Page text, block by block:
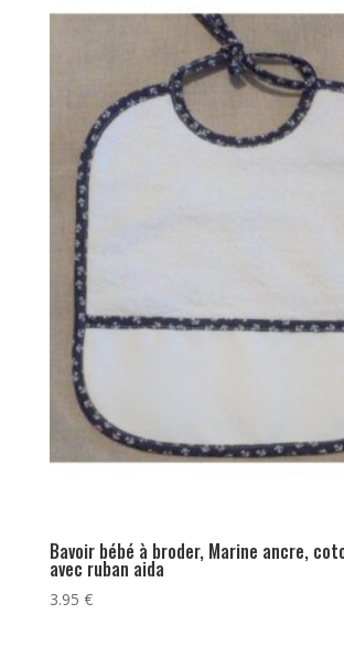
Bavoir bébé à broder, Marine ancre,
avec ruban aida
3.95 €